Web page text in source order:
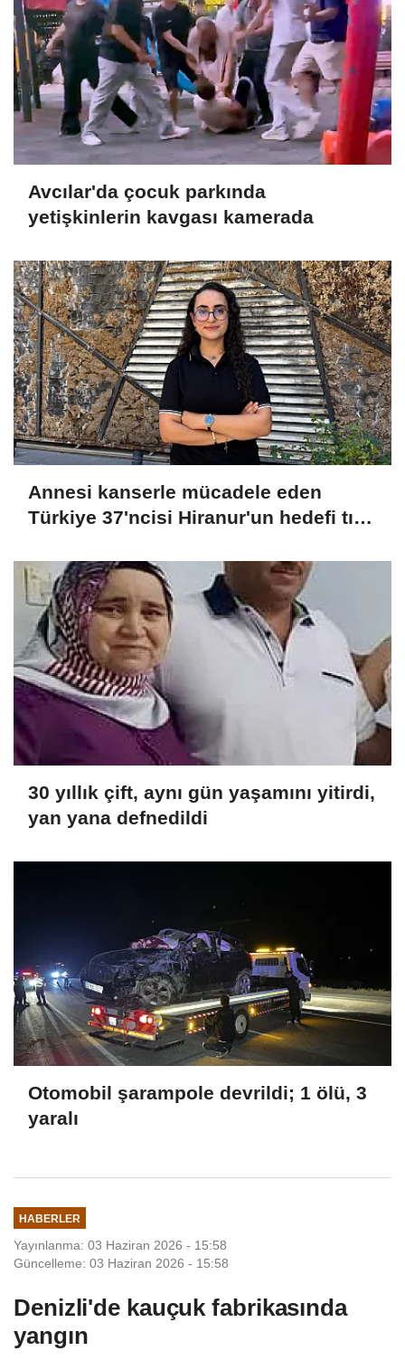
Avcılar'da çocuk parkında
yetişkinlerin kavgası kamerada
Annesi kanserle mücadele eden
Türkiye 37'ncisi Hiranur'un hedefi tıp
30 yıllık çift, aynı gün yaşamını yitirdi,
yan yana defnedildi
Otomobil şarampole devrildi; 1 ölü, 3
yaralı
HABERLER
Yayınlanma: 03 Haziran 2026 - 15:58
Güncelleme: 03 Haziran 2026 - 15:58
Denizli'de kauçuk fabrikasında
yangın